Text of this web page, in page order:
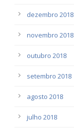
dezembro 2018
novembro 2018
outubro 2018
setembro 2018
agosto 2018
julho 2018